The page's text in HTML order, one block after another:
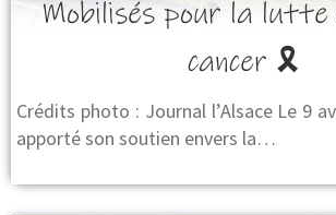
Mobilisés pour la lutte
cancer 🎗
Crédits photo : Journal l’Alsace Le 9
apporté son soutien envers la…